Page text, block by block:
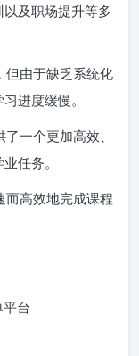
及职场提升等多
但由于缺乏系统化
进度缓慢。
一个更加高效、
任务。
而高效地完成课程
平台